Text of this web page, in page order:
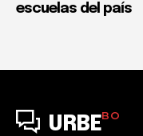
escuelas del país
URBEBO